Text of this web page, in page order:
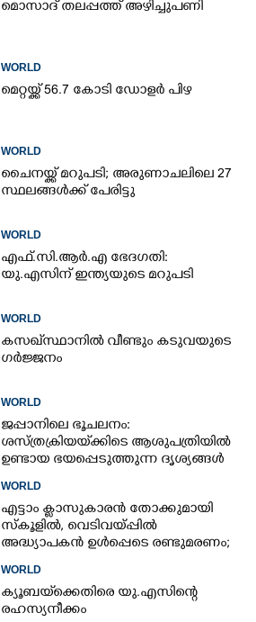
മൊസാദ് തലപ്പത്ത് അഴിച്ചുപണി
WORLD
മെറ്റയ്ക്ക് 56.7 കോടി ഡോളർ പിഴ
WORLD
ചൈനയ്ക്ക് മറുപടി; അരുണാചലിലെ 27
സ്ഥലങ്ങൾക്ക് പേരിട്ടു
WORLD
എഫ്.സി.ആർ.എ ഭേദഗതി:
യു.എസിന് ഇന്ത്യയുടെ മറുപടി
WORLD
കസഖ്‌സ്ഥാനിൽ വീണ്ടും കടുവയുടെ
ഗർജ്ജനം
WORLD
ജപ്പാനിലെ ഭൂചലനം:
ശസ്ത്രക്രിയ‌യ്‌ക്കി‌ടെ ആശുപത്രിയിൽ
ഉണ്ടായ ഭയപ്പെടുത്തുന്ന ദൃശ്യങ്ങൾ
പുറത്ത്
WORLD
എട്ടാം ക്ളാസുകാരൻ തോക്കുമായി
സ്കൂളിൽ, വെടിവയ്പ്പിൽ
അദ്ധ്യാപകൻ ഉൾപ്പെടെ രണ്ടുമരണം;
15 പേർക്ക് പരിക്ക്
WORLD
ക്യൂബയ്‌ക്കെതിരെ യു.എസിന്റെ
രഹസ്യനീക്കം